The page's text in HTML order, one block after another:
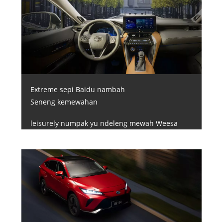
Extreme sepi Baidu nambah
Seneng kemewahan
leisurely numpak yu ndeleng mewah Weesa